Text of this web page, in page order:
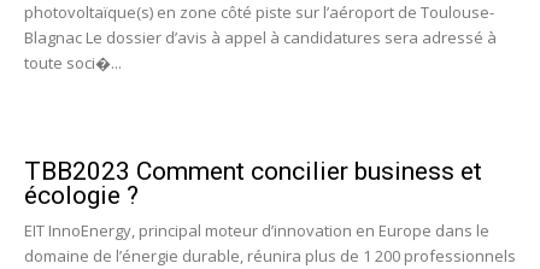
photovoltaïque(s) en zone côté piste sur l’aéroport de Toulouse-
Blagnac Le dossier d’avis à appel à candidatures sera adressé à
toute soci�...
TBB2023 Comment concilier business et
écologie ?
EIT InnoEnergy, principal moteur d’innovation en Europe dans le
domaine de l’énergie durable, réunira plus de 1 200 professionnels